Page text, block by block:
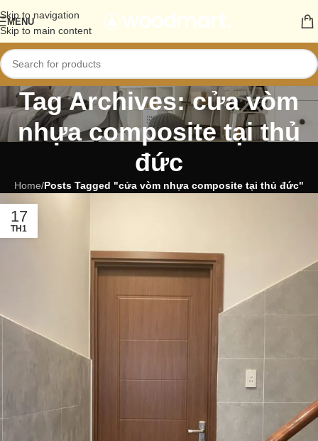
Skip to navigation
Skip to main content
MENU
Tag Archives: cửa vòm
nhựa composite tại thủ
đức
Home/Posts Tagged "cửa vòm nhựa composite tại thủ đức"
17
TH1